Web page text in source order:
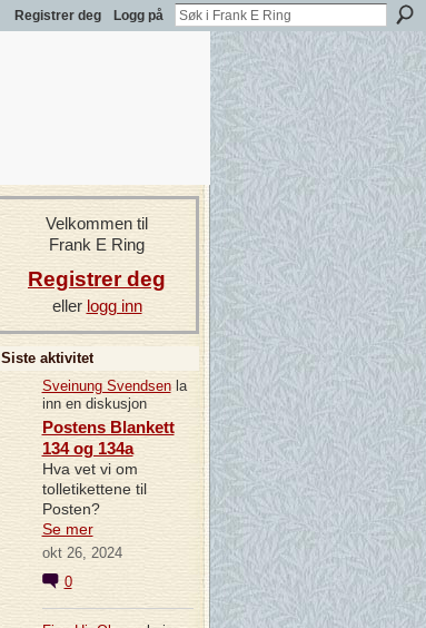
Registrer deg Logg på
Velkommen til
Frank E Ring
Registrer deg
eller logg inn
Siste aktivitet
Sveinung Svendsenla
inn en diskusjon
Postens Blankett
134 og 134a
Hva vet vi om
tolletikettene til
Posten?
Se mer
okt 26, 2024
0